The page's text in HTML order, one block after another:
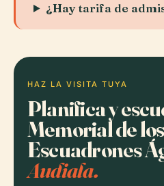
¿Hay tarifa de
HAZ LA VISITA TUYA
Planifica y
Memorial de los
Escuadrones
Audiala.